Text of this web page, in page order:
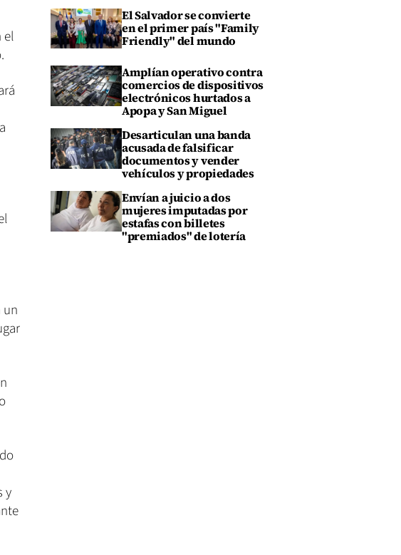
el
un
y
El Salvador se convierte
en el primer país "Family
Friendly" del mundo
Amplían operativo contra
comercios de dispositivos
electrónicos hurtados a
Apopa y San Miguel
Desarticulan una banda
acusada de falsificar
documentos y vender
vehículos y propiedades
Envían a juicio a dos
mujeres imputadas por
estafas con billetes
"premiados" de lotería